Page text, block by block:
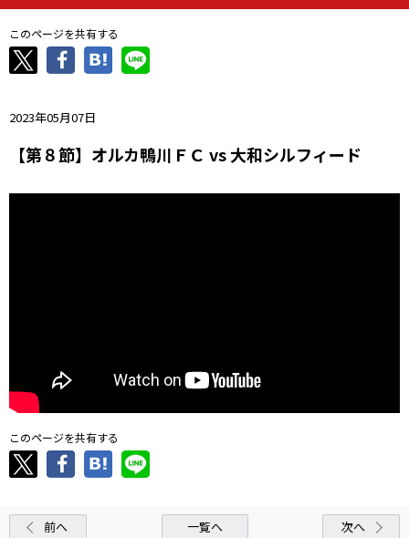
ニッパツ
ニッパツ
-
石人の星
このページを共有する
2023年05月07日
【第８節】オルカ鴨川ＦＣ vs 大和シルフィード
このページを共有する
前へ 一覧へ 次へ